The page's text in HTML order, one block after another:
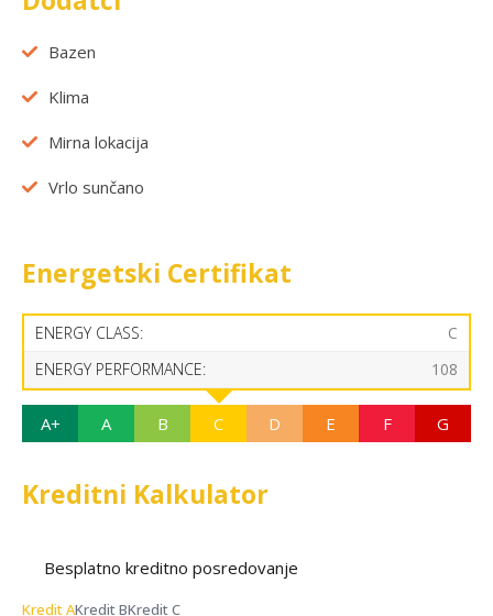
Bazen
Klima
Mirna lokacija
Vrlo sunčano
Energetski Certifikat
ENERGY CLASS:
C
ENERGY PERFORMANCE:
108
A+ A B C D E F G
Kreditni Kalkulator
Besplatno kreditno posredovanje
Kredit AKredit BKredit C